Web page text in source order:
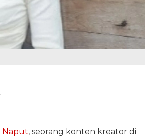
Naput, seorang konten kreator di